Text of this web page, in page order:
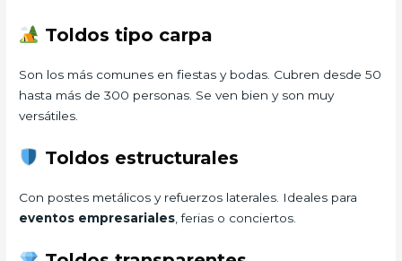
Toldos tipo carpa
Son los más comunes en fiestas y bodas. Cubren desde 50
hasta más de 300 personas. Se ven bien y son muy
versátiles.
Toldos estructurales
Con postes metálicos y refuerzos laterales. Ideales para
eventos empresariales , ferias o conciertos.